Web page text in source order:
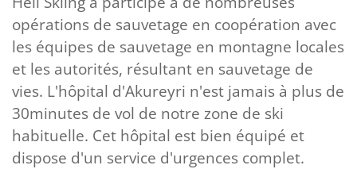
opérations de sauvetage en coopération avec
les équipes de sauvetage en montagne locales
et les autorités, résultant en sauvetage de
vies. L'hôpital d'Akureyri n'est jamais à plus de
30minutes de vol de notre zone de ski
habituelle. Cet hôpital est bien équipé et
dispose d'un service d'urgences complet.